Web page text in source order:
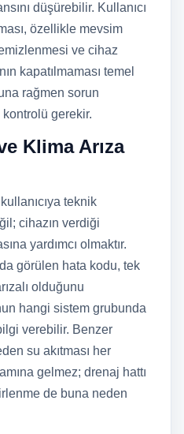
düşürebilir. Kullanıcı
özellikle mevsim
ve cihaz
kapatılmaması temel
rağmen sorun
gerekir.
Klima Arıza
teknik
cihazın verdiği
yardımcı olmaktır.
görülen hata kodu, tek
olduğunu
hangi sistem grubunda
verebilir. Benzer
su akıtması her
gelmez; drenaj hattı
de buna neden